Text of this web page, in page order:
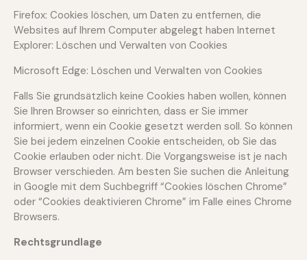
Firefox: Cookies löschen, um Daten zu entfernen, die
Websites auf Ihrem Computer abgelegt haben Internet
Explorer: Löschen und Verwalten von Cookies
Microsoft Edge: Löschen und Verwalten von Cookies
Falls Sie grundsätzlich keine Cookies haben wollen, können
Sie Ihren Browser so einrichten, dass er Sie immer
informiert, wenn ein Cookie gesetzt werden soll. So können
Sie bei jedem einzelnen Cookie entscheiden, ob Sie das
Cookie erlauben oder nicht. Die Vorgangsweise ist je nach
Browser verschieden. Am besten Sie suchen die Anleitung
in Google mit dem Suchbegriff “Cookies löschen Chrome”
oder “Cookies deaktivieren Chrome” im Falle eines Chrome
Browsers.
Rechtsgrundlage